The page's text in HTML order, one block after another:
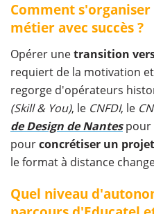
Comment
métier avec succès ?
Opérer unetransition
requiert de la motivation
regorge d'opérateurs
(Skill & You), le CNFDI, le
de Design de Nantespour
pourconcrétiser un
le format à distance
Quel niveau